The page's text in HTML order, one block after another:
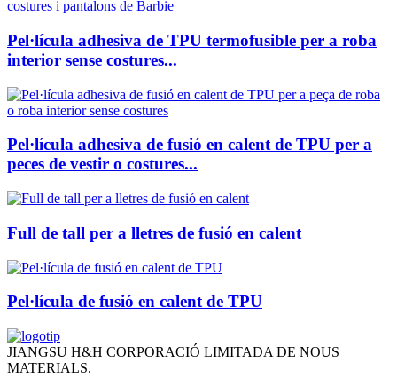
Pel·lícula adhesiva de TPU termofusible per a roba
interior sense costures...
Pel·lícula adhesiva de fusió en calent de TPU per a
peces de vestir o costures...
Full de tall per a lletres de fusió en calent
Pel·lícula de fusió en calent de TPU
JIANGSU H&H CORPORACIÓ LIMITADA DE NOUS
MATERIALS.